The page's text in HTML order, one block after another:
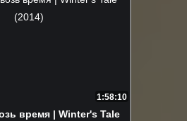
1:58:10
время | Winter's Tale